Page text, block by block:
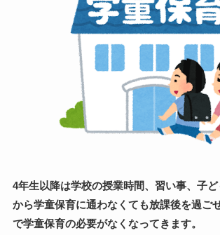
4年生以降は学校の授業時間、習い事、子
から学童保育に通わなくても放課後を過ご
で学童保育の必要がなくなってきます。